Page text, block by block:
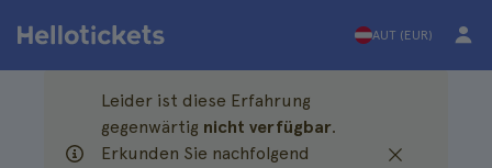
AUT (EUR)
Leider ist diese Erfahrung
gegenwärtig nicht verfügbar.
Erkunden Sie nachfolgend